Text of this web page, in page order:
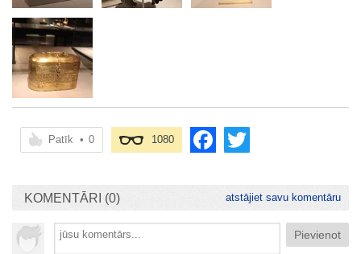
Patīk • 0 1080
KOMENTĀRI (0) atstājiet savu komentāru